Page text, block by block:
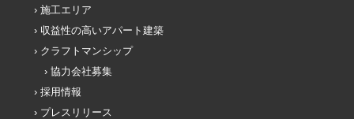
施工エリア
収益性の高いアパート建築
クラフトマンシップ
協力会社募集
採用情報
プレスリリース